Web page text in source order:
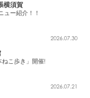
横須賀
ー紹介！！
2026.07.30
こ歩き」開催!
2026.07.21